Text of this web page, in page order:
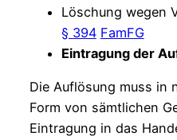
Löschung wegen
§ 394 FamFG
Eintragung der
Die Auflösung muss in
Form von sämtlichen
Eintragung in das